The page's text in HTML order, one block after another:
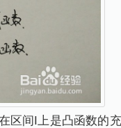
间I上是凸函数的充